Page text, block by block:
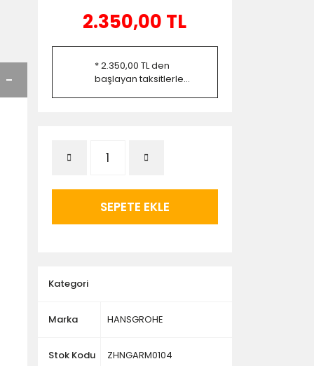
2.350,00 TL
* 2.350,00 TL den
başlayan taksitlerle...
SEPETE EKLE
Kategori
Marka HANSGROHE
Stok Kodu ZHNGARM0104